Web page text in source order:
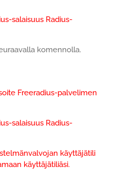
salaisuus Radius-
komennolla.
Freeradius-palvelimen
salaisuus Radius-
käyttäjätili
käyttäjätiliäsi.